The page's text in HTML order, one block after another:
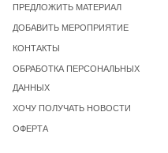
ПРЕДЛОЖИТЬ МАТЕРИАЛ
ДОБАВИТЬ МЕРОПРИЯТИЕ
КОНТАКТЫ
ОБРАБОТКА ПЕРСОНАЛЬНЫХ
ДАННЫХ
ХОЧУ ПОЛУЧАТЬ НОВОСТИ
ОФЕРТА